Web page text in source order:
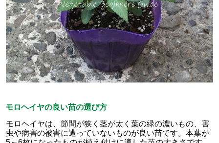
モロヘイヤの良い苗の選び方
モロヘイヤは、節間が狭く茎が太く葉の緑の濃いもの、害
虫や病害の被害に遭っていないものが良い苗です。本葉が